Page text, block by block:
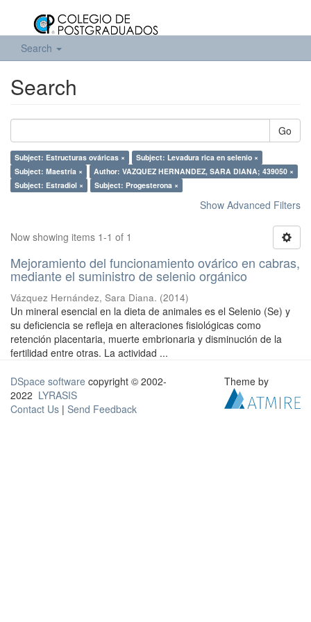
Search
Search
Go
Subject: Estructuras ováricas ×
Subject: Levadura rica en selenio ×
Subject: Maestría ×
Author: VAZQUEZ HERNANDEZ, SARA DIANA; 439050 ×
Subject: Estradiol ×
Subject: Progesterona ×
Show Advanced Filters
Now showing items 1-1 of 1
Mejoramiento del funcionamiento ovárico en cabras,
mediante el suministro de selenio orgánico
Vázquez Hernández, Sara Diana. (2014)
Un mineral esencial en la dieta de animales es el Selenio (Se) y
su deficiencia se refleja en alteraciones fisiológicas como
retención placentaria, muerte embrionaria y disminución de la
fertilidad entre otras. La actividad ...
DSpace software copyright © 2002-
2022 LYRASIS
Contact Us | Send Feedback
Theme by